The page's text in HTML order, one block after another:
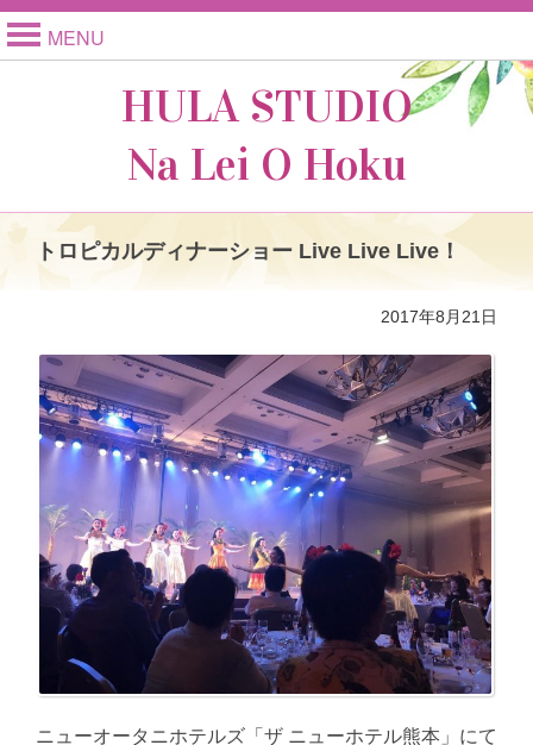
MENU
HULA STUDIO
Na Lei O Hoku
トロピカルディナーショー Live Live Live！
2017年8月21日
ニューオータニホテルズ「ザ ニューホテル熊本」にて